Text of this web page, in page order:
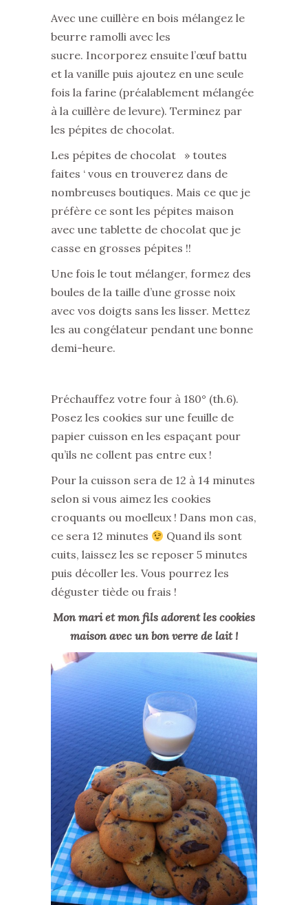
Avec une cuillère en bois mélangez le
beurre ramolli avec les
sucre. Incorporez ensuite l’œuf battu
et la vanille puis ajoutez en une seule
fois la farine (préalablement mélangée
à la cuillère de levure). Terminez par
les pépites de chocolat.
Les pépites de chocolat » toutes
faites ‘ vous en trouverez dans de
nombreuses boutiques. Mais ce que je
préfère ce sont les pépites maison
avec une tablette de chocolat que je
casse en grosses pépites !!
Une fois le tout mélanger, formez des
boules de la taille d’une grosse noix
avec vos doigts sans les lisser. Mettez
les au congélateur pendant une bonne
demi-heure.
Préchauffez votre four à 180° (th.6).
Posez les cookies sur une feuille de
papier cuisson en les espaçant pour
qu’ils ne collent pas entre eux !
Pour la cuisson sera de 12 à 14 minutes
selon si vous aimez les cookies
croquants ou moelleux ! Dans mon cas,
ce sera 12 minutes
Quand ils sont
cuits, laissez les se reposer 5 minutes
puis décoller les. Vous pourrez les
déguster tiède ou frais !
Mon mari et mon fils adorent les cookies
maison avec un bon verre de lait !